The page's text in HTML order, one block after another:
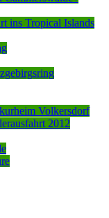
ins Tropical Islands
Volkersdorf
2012